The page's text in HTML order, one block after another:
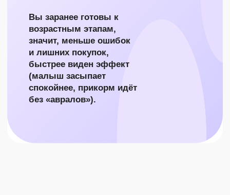
Точечные курсы и пошаговые алгоритмы
«сделай сейчас» + консультации и центр
решений по проблемам любого возраста.
Быстро возвращаете
контроль, у вас меньше
бессонных ночей и
улучшения.
У НАС: